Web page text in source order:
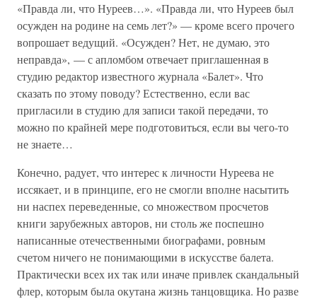
«Правда ли, что Нуреев…». «Правда ли, что Нуреев был
осужден на родине на семь лет?» — кроме всего прочего
вопрошает ведущий. «Осужден? Нет, не думаю, это
неправда», — с апломбом отвечает приглашенная в
студию редактор известного журнала «Балет». Что
сказать по этому поводу? Естественно, если вас
пригласили в студию для записи такой передачи, то
можно по крайней мере подготовиться, если вы чего-то
не знаете…
Конечно, радует, что интерес к личности Нуреева не
иссякает, и в принципе, его не смогли вполне насытить
ни наспех переведенные, со множеством просчетов
книги зарубежных авторов, ни столь же поспешно
написанные отечественными биографами, ровным
счетом ничего не понимающими в искусстве балета.
Практически всех их так или иначе привлек скандальный
флер, которым была окутана жизнь танцовщика. Но разве